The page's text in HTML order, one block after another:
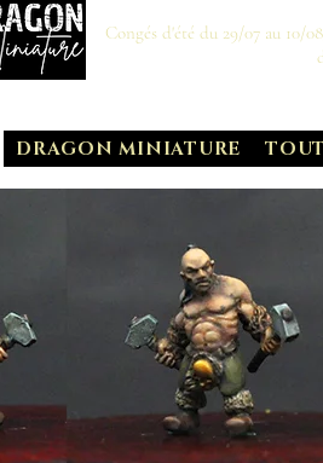
Congés d'été du 29/07 au 10/
DRAGON MINIATURE